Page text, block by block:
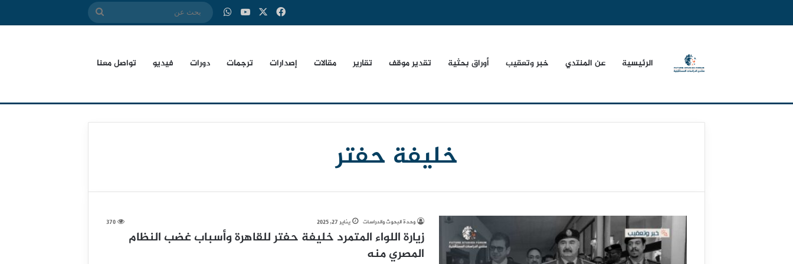
فيسبوك ‫YouTubeواتساب بحث
الرئيسية عن المنتدي خبر وتعقيب أوراق بحثية تقدير موقف تقارير مقالات إصدارات ترجمات دورات فيديو تواصل معنا
خليفة حفتر
وحدة البحوث والدراسات يناير 27, 2025 370
زيارة اللواء المتمرد خليفة حفتر للقاهرة وأسباب غضب النظام
المصري منه